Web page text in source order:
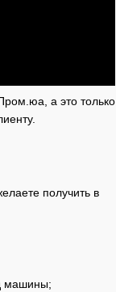
а это только
получить в
машины;